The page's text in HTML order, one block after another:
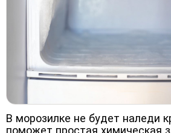
В морозилке не будет наледи